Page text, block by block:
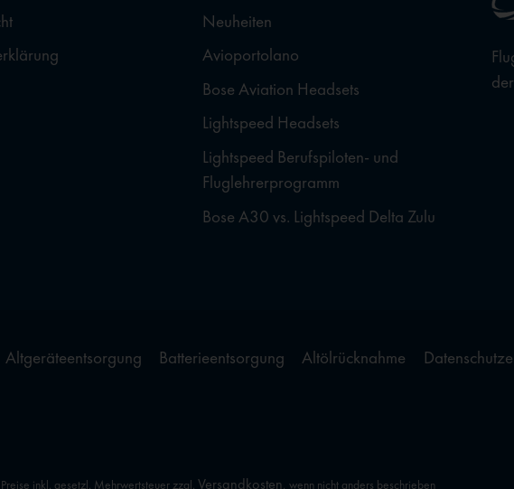
Neuheiten
Avioportolano
Bose Aviation Headsets
Lightspeed Headsets
Lightspeed Berufspiloten- und
Fluglehrerprogramm
Bose A30 vs. Lightspeed Delta Zulu
Altgeräteentsorgung Batterieentsorgung Altölrücknahme
inkl. gesetzl. Mehrwertsteuer zzgl. Versandkosten, wenn nicht anders beschrieben